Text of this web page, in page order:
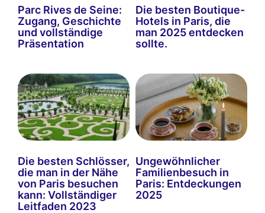
Parc Rives de Seine:
Zugang, Geschichte
und vollständige
Präsentation
Die besten Boutique-
Hotels in Paris, die
man 2025 entdecken
sollte.
Die besten Schlösser,
die man in der Nähe
von Paris besuchen
kann: Vollständiger
Leitfaden 2023
Ungewöhnlicher
Familienbesuch in
Paris: Entdeckungen
2025